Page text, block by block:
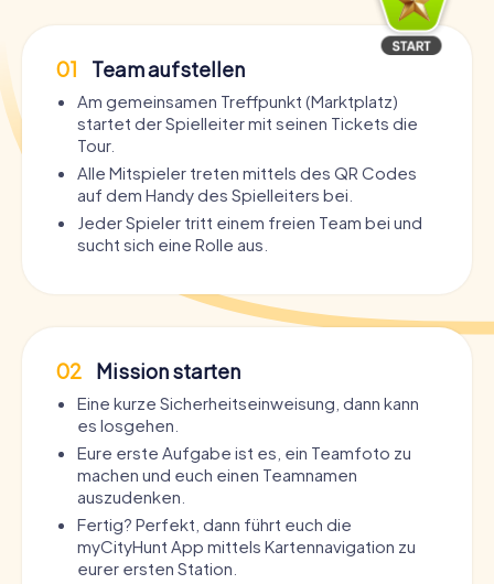
01 Team aufstellen
Am gemeinsamen Treffpunkt (Marktplatz)
startet der Spielleiter mit seinen Tickets die
Tour.
Alle Mitspieler treten mittels des QR Codes
auf dem Handy des Spielleiters bei.
Jeder Spieler tritt einem freien Team bei und
sucht sich eine Rolle aus.
02 Mission starten
Eine kurze Sicherheitseinweisung, dann kann
es losgehen.
Eure erste Aufgabe ist es, ein Teamfoto zu
machen und euch einen Teamnamen
auszudenken.
Fertig? Perfekt, dann führt euch die
myCityHunt App mittels Kartennavigation zu
eurer ersten Station.